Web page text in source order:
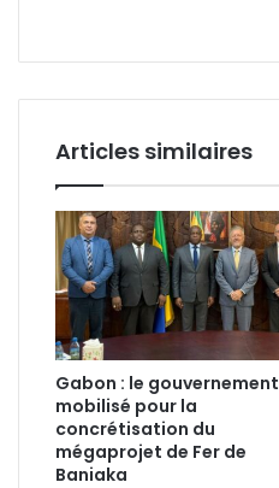
Articles similaires
Gabon : le gouvernement
mobilisé pour la
concrétisation du
mégaprojet de Fer de
Baniaka